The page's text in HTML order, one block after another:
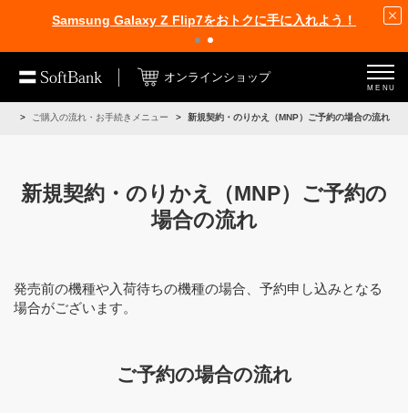
Samsung Galaxy Z Flip7をおトクに手に入れよう！
オンラインショップ
MENU
ご購入の流れ・お手続きメニュー 新規契約・のりかえ（MNP）ご予約の場合の流れ
新規契約・のりかえ（MNP）ご予約の
場合の流れ
発売前の機種や入荷待ちの機種の場合、予約申し込みとなる
場合がございます。
ご予約の場合の流れ